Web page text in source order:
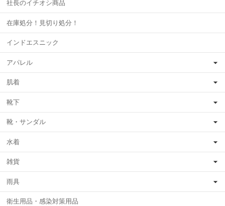
社長のイチオシ商品
在庫処分！見切り処分！
インドエスニック
アパレル
肌着
靴下
靴・サンダル
水着
雑貨
雨具
衛生用品・感染対策用品